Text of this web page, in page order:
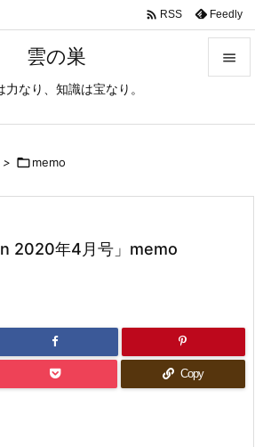
雲の巣
力なり、知識は宝なり。

 RSS Feedly
> memo
2020年4月号」memo
Copy